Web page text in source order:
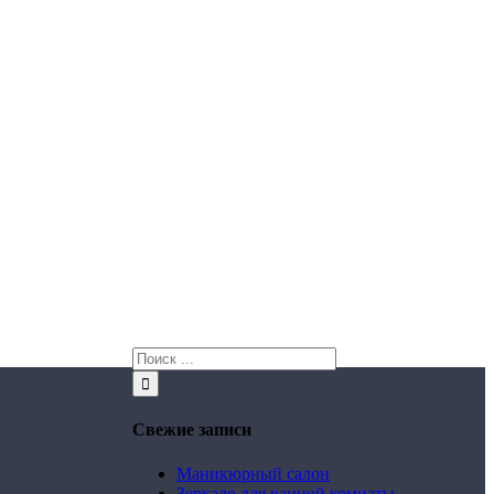
Свежие записи
Маникюрный салон